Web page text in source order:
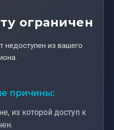
ограничен
недоступен из вашего
причины:
из которой доступ к